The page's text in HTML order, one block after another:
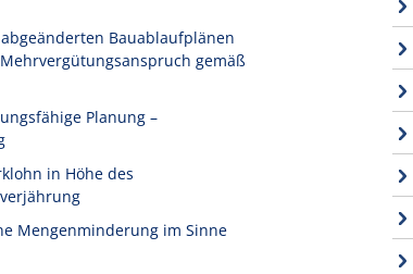
Bauablaufplänen
gemäß
Planung –
in Höhe des
Mengenminderung im Sinne